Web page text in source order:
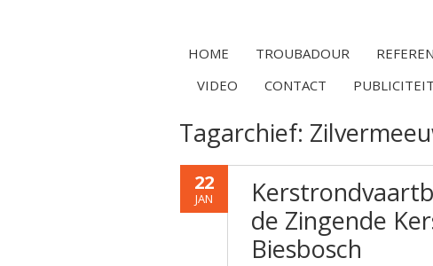
HOME TROUBADOUR
VIDEO
CONTACT PUBLICITEIT
Tagarchief:
22
JAN
de Zingende
Biesbosch